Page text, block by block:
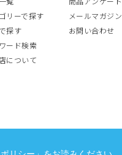
覧
リーで探す
探す
ード検索
について
商品アンケート
メールマガジン
お問い合わせ